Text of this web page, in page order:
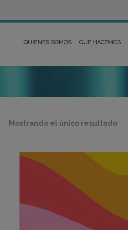
QUIÉNES SOMOS QUÉ HACEMOS
Mostrando el único resultado